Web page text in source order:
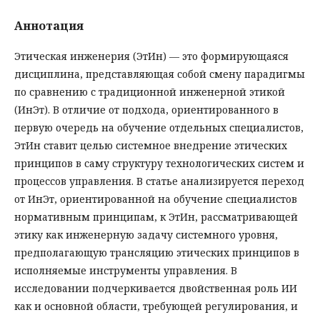
Аннотация
Этическая инженерия (ЭтИн) — это формирующаяся
дисциплина, представляющая собой смену парадигмы
по сравнению с традиционной инженерной этикой
(ИнЭт). В отличие от подхода, ориентированного в
первую очередь на обучение отдельных специалистов,
ЭтИн ставит целью системное внедрение этических
принципов в саму структуру технологических систем и
процессов управления. В статье анализируется переход
от ИнЭт, ориентированной на обучение специалистов
нормативным принципам, к ЭтИн, рассматривающей
этику как инженерную задачу системного уровня,
предполагающую трансляцию этических принципов в
исполняемые инструменты управления. В
исследовании подчеркивается двойственная роль ИИ
как и основной области, требующей регулирования, и